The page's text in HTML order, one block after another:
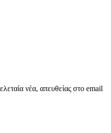
νέα, απευθείας στο email